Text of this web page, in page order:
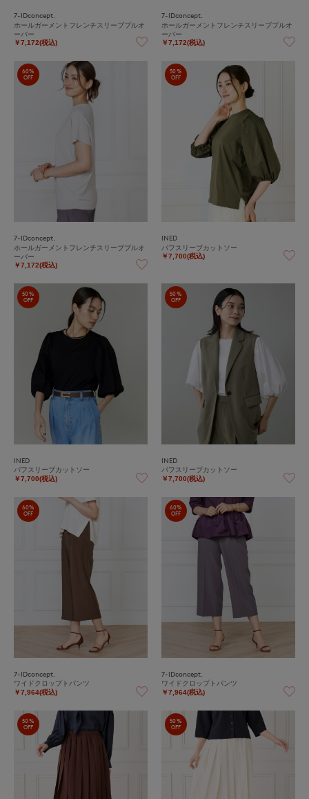
7-IDconcept.
ホールガーメントフレンチスリーブプルオ
ーバー
￥7,172(税込)
7-IDconcept.
ホールガーメントフレンチスリーブプルオ
ーバー
￥7,172(税込)
60%
OFF
7-IDconcept.
ホールガーメントフレンチスリーブプルオ
ーバー
￥7,172(税込)
50%
OFF
INED
パフスリーブカットソー
￥7,700(税込)
50%
OFF
INED
パフスリーブカットソー
￥7,700(税込)
50%
OFF
INED
パフスリーブカットソー
￥7,700(税込)
60%
OFF
7-IDconcept.
ワイドクロップトパンツ
￥7,964(税込)
60%
OFF
7-IDconcept.
ワイドクロップトパンツ
￥7,964(税込)
50%
OFF
50%
OFF